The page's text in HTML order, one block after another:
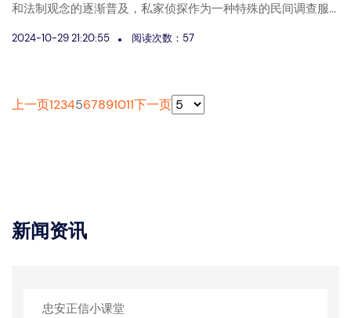
新闻资讯
忠安正信小课堂
和法制观念的逐渐普及，私家侦探作为一种特殊的民间调查服...
2024-10-29 21:20:55 阅读次数：57
上一页1234567891011下一页